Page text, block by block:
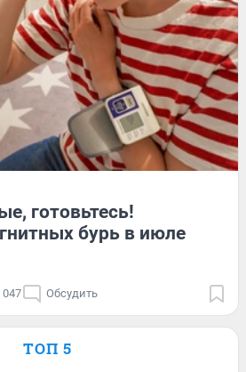
готовьтесь!
бурь в июле
047 Обсудить
ТОП 5